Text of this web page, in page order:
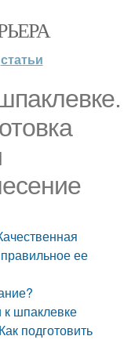
статьи
ее
к шпаклевке
подготовить